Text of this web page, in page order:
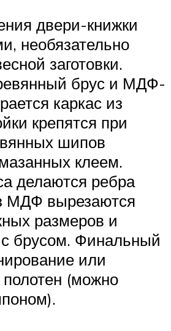
двери-книжки
необязательно
заготовки.
брус и МДФ-
каркас из
крепятся при
шипов
клеем.
делаются ребра
МДФ вырезаются
размеров и
брусом. Финальный
или
(можно